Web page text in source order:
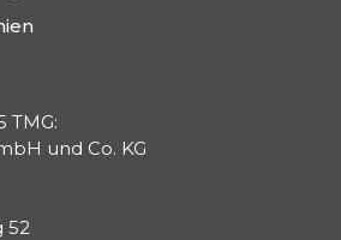
TMG:
und Co. KG
52